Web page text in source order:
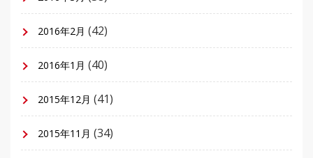
2016年2月 (42)
2016年1月 (40)
2015年12月 (41)
2015年11月 (34)